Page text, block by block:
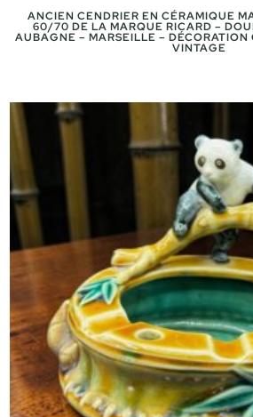
ANCIEN CENDRIER EN CÉRAMIQUE
60/70 DE LA MARQUE RICARD –
AUBAGNE – MARSEILLE –
VINTAGE